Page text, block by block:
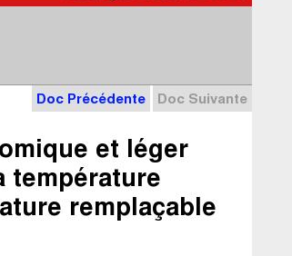
Doc Précédente Doc Suivante
et léger
température
remplaçable